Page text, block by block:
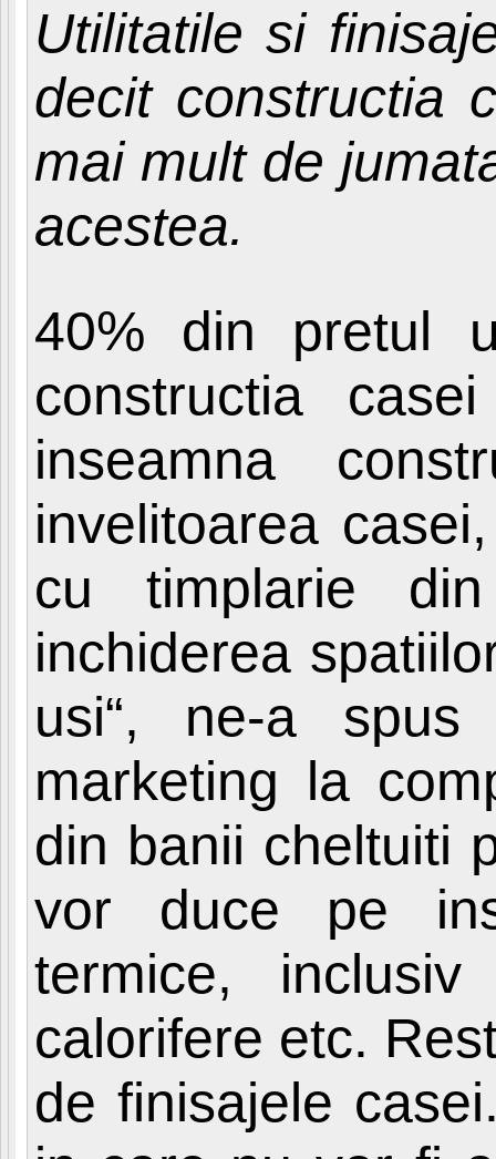
Utilitatile si
decit constructia
mai mult de
acestea.
40% din pretul
constructia
inseamna
invelitoarea
cu timplarie
inchiderea
usi“, ne-a spus
marketing la
din banii cheltuiti
vor duce pe
termice,
calorifere etc.
de finisajele